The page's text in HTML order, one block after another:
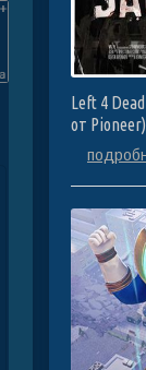
Left 4
от Pioneer)